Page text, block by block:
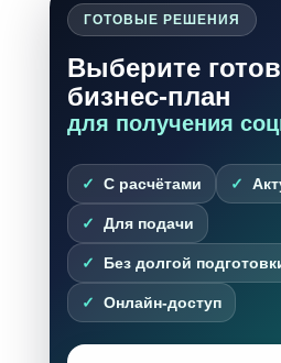
ГОТОВЫЕ РЕШЕНИЯ
Выберите
бизнес-план
для получения
С расчётами
Для подачи
Без долгой
Онлайн-доступ